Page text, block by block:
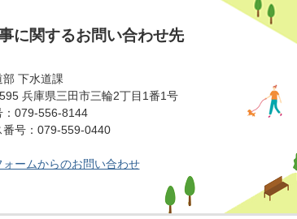
に関するお問い合わせ先
部 下水道課
兵庫県三田市三輪2丁目1番1号
：079-556-8144
番号：079-559-0440
ォームからのお問い合わせ